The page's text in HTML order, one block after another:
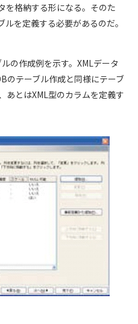
を格納する形になる。そのた
を定義する必要があるのだ。
の作成例を示す。XMLデータ
のテーブル作成と同様にテーブ
あとはXML型のカラムを定義す